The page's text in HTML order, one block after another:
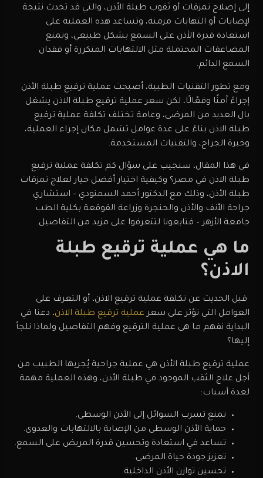
إلى إصلاح تمزقات أو ثقوب طبلة الأذن، والتي قد تحدث نتيجة
لإصابات أو التهابات مزمنة، وتساعد هذه العملية على
استعادة قدرة الأذن على السمع بشكل طبيعي، وتمنع
المضاعفات المحتملة مثل الالتهابات المتكررة أو فقدان
السمع الدائم.
ومع تطور التقنيات الطبية، أصبحت عملية ترقيع طبلة الأذن
إجراءً آمنًا وفعّالًا، لكن سعر عملية ترقيع طبلة الاذن يشغل
بال العديد من المرضى، وعامة تختلف تكلفة عملية ترقيع
طبلة الاذن بناءً على عدة عوامل تشمل مكان إجراء العملية،
وخبرة الجراح، والتقنيات المستخدمة.
في هذا المقال، سنجيب على سؤال كم تكلفة عملية ترقيع
طبلة الاذن في مصر؟ وكيفية اختيار أفضل خيار لعلاج تمزقات
طبلة الأذن، وذلك مع الدكتور أحمد السمنودي – استشاري
جراحة الأنف والأذن والحنجرة وزراعة القوقعة بكلية الطب
جامعة الأزهر – فتابعونا لتتعرفوا على مزيد من التفاصيل.
ما هي عملية ترقيع طبلة
الاذن؟
قبل الحديث عن تكلفة عملية ترقيع الاذن، أو التعرف على
العوامل التي تؤثر على سعر عملية ترقيع طبلة الاذن، دعنا في
البداية نفهم ما هى عملية الترقيع وفهم التفاصيل ولماذا نلجأ
إليها؟
عملية ترقيع طبلة الأذن هي عملية جراحية يُجريها الطبيب من
أجل علاج الثقب الموجود في طبلة الأذن، وهذه العملية مهمة
لعدة أسباب:
تمنع تسرب السوائل إلى الأذن الوسطى.
حماية الأذن الوسطى من الإصابة بالالتهابات والعدوى.
تساعد في استعادة وتحسين قدرة المريض على السمع.
تعزيز جودة حياة المرضى.
تحسين توازن الأذن الداخلية.